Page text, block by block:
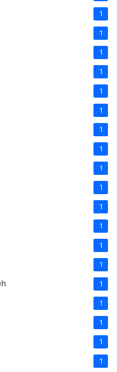
1
1
1
1
1
1
1
1
1
1
1
1
1
1
1
1
1
1
1